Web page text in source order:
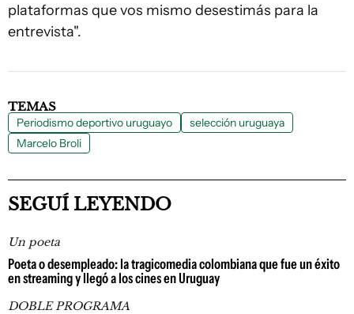
plataformas que vos mismo desestimás para la
entrevista".
TEMAS
Periodismo deportivo uruguayo
selección uruguaya
Marcelo Broli
SEGUÍ LEYENDO
Un poeta
Poeta o desempleado: la tragicomedia colombiana que fue un éxito
en streaming y llegó a los cines en Uruguay
DOBLE PROGRAMA